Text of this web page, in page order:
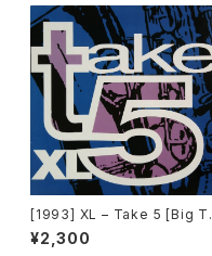
[1993] XL – Take 5 [Big Ti
me International]
¥2,300